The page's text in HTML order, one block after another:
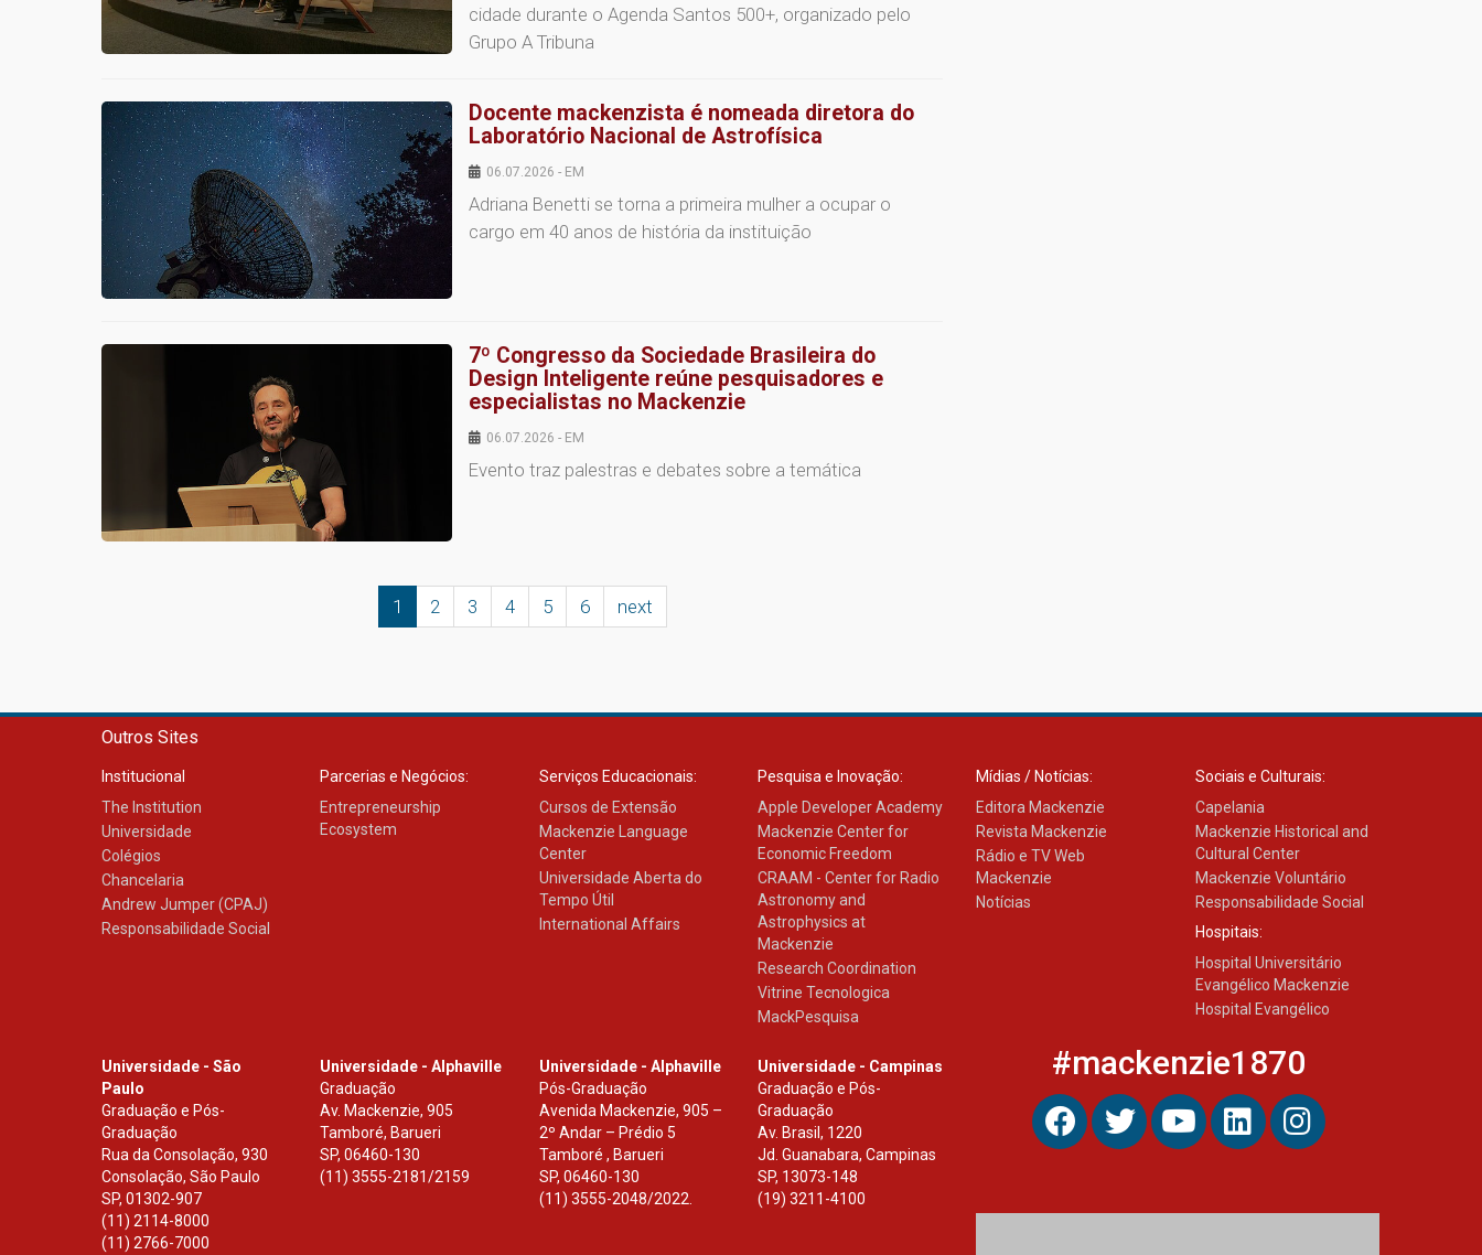
cidade durante o Agenda Santos 500+, organizado pelo
Grupo A Tribuna
Docente mackenzista é nomeada diretora do
Laboratório Nacional de Astrofísica
06.07.2026 - EM
Adriana Benetti se torna a primeira mulher a ocupar o
cargo em 40 anos de história da instituição
7º Congresso da Sociedade Brasileira do
Design Inteligente reúne pesquisadores e
especialistas no Mackenzie
06.07.2026 - EM
Evento traz palestras e debates sobre a temática
1 2 3 4 5 6 next
Outros Sites
Institucional
The Institution
Universidade
Colégios
Chancelaria
Andrew Jumper (CPAJ)
Responsabilidade Social
Parcerias e Negócios:
Entrepreneurship
Ecosystem
Serviços Educacionais:
Cursos de Extensão
Mackenzie Language
Center
Universidade Aberta do
Tempo Útil
International Affairs
Pesquisa e Inovação:
Apple Developer Academy
Mackenzie Center for
Economic Freedom
CRAAM - Center for Radio
Astronomy and
Astrophysics at
Mackenzie
Research Coordination
Vitrine Tecnologica
MackPesquisa
Mídias / Notícias:
Editora Mackenzie
Revista Mackenzie
Rádio e TV Web
Mackenzie
Notícias
Sociais e Culturais:
Capelania
Mackenzie Historical and
Cultural Center
Mackenzie Voluntário
Responsabilidade Social
Hospitais:
Hospital Universitário
Evangélico Mackenzie
Hospital Evangélico
Universidade - São
Paulo
Graduação e Pós-
Graduação
Rua da Consolação, 930
Consolação, São Paulo
SP, 01302-907
(11) 2114-8000
(11) 2766-7000
Universidade - Alphaville
Graduação
Av. Mackenzie, 905
Tamboré, Barueri
SP,06460-130
(11) 3555-2181/2159
Universidade - Alphaville
Pós-Graduação
Avenida Mackenzie, 905 –
2º Andar – Prédio 5
Tamboré , Barueri
SP, 06460-130
(11) 3555-2048/2022.
Universidade - Campinas
Graduação e Pós-
Graduação
Av. Brasil, 1220
Jd. Guanabara, Campinas
SP, 13073-148
(19) 3211-4100
#mackenzie1870